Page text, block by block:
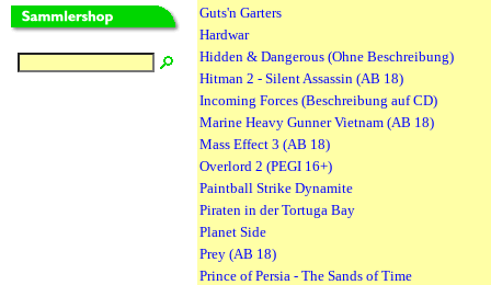
Guts'n Garters
Hardwar
Hidden & Dangerous (Ohne Beschreibung)
Hitman 2 - Silent Assassin (AB 18)
Incoming Forces (Beschreibung auf CD)
Marine Heavy Gunner Vietnam (AB 18)
Mass Effect 3 (AB 18)
Overlord 2 (PEGI 16+)
Paintball Strike Dynamite
Piraten in der Tortuga Bay
Planet Side
Prey (AB 18)
Prince of Persia - The Sands of Time